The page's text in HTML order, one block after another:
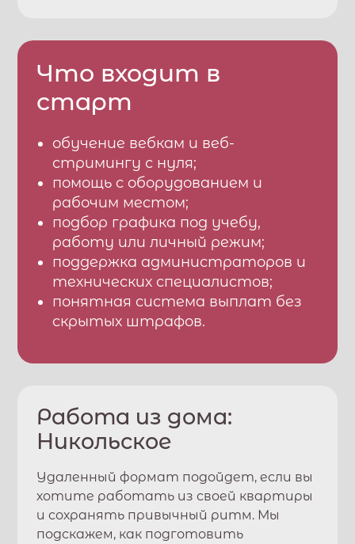
Что входит в
старт
обучение вебкам и веб-
стримингу с нуля;
помощь с оборудованием и
рабочим местом;
подбор графика под учебу,
работу или личный режим;
поддержка администраторов и
технических специалистов;
понятная система выплат без
скрытых штрафов.
Работа из дома:
Никольское
Удаленный формат подойдет, если вы
хотите работать из своей квартиры
и сохранять привычный ритм. Мы
подскажем, как подготовить